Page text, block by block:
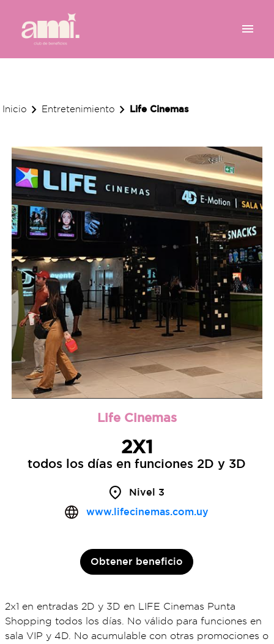
menu
Inicio chevron_right Entretenimiento chevron_right Life Cinemas
2X1
todos los días en funciones 2D y 3D
Life Cinemas
Nivel 3
www.lifecinemas.com.uy
Obtener beneficio
2x1 en entradas 2D y 3D en LIFE Cinemas Punta
Shopping todos los días. No válido para funciones en
sala VIP y 4D. No acumulable con otras promociones o